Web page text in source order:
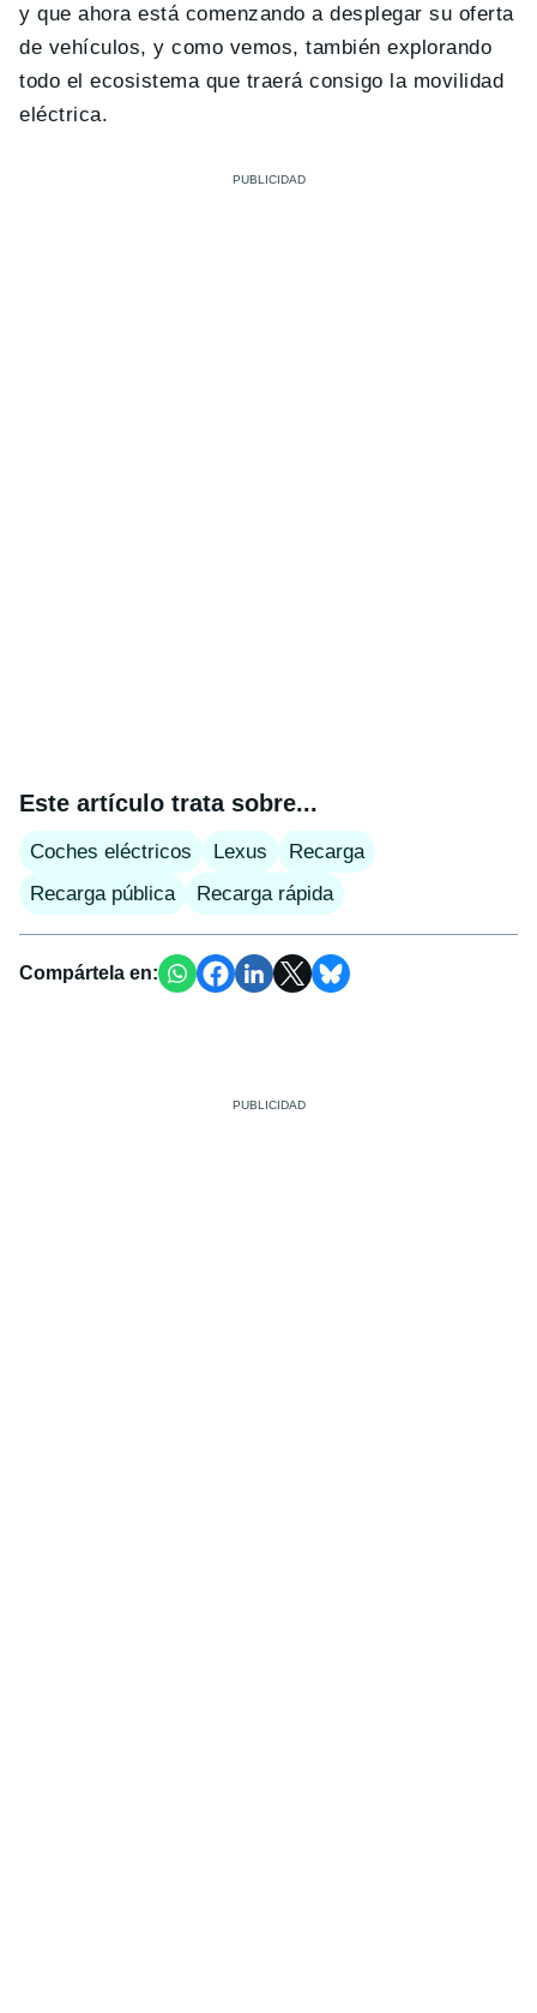
y que ahora está comenzando a desplegar su oferta
de vehículos, y como vemos, también explorando
todo el ecosistema que traerá consigo la movilidad
eléctrica.
Este artículo trata sobre...
Coches eléctricos Lexus
Recarga
Recarga pública
Recarga rápida
Compártela en: